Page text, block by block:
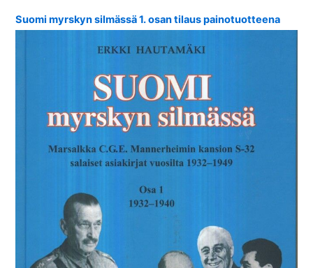
Suomi myrskyn silmässä 1. osan tilaus painotuotteena